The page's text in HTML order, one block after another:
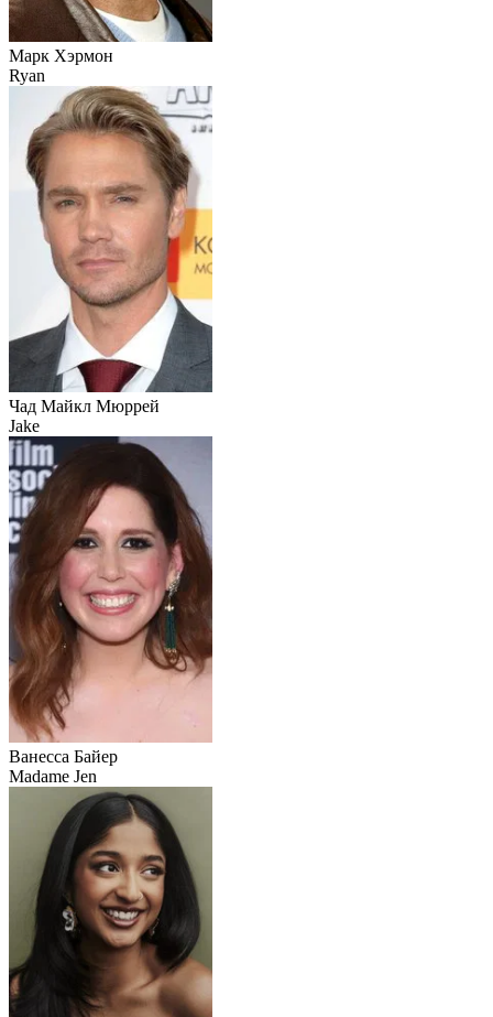
Марк Хэрмон
Ryan
Чад Майкл Мюррей
Jake
Ванесса Байер
Madame Jen